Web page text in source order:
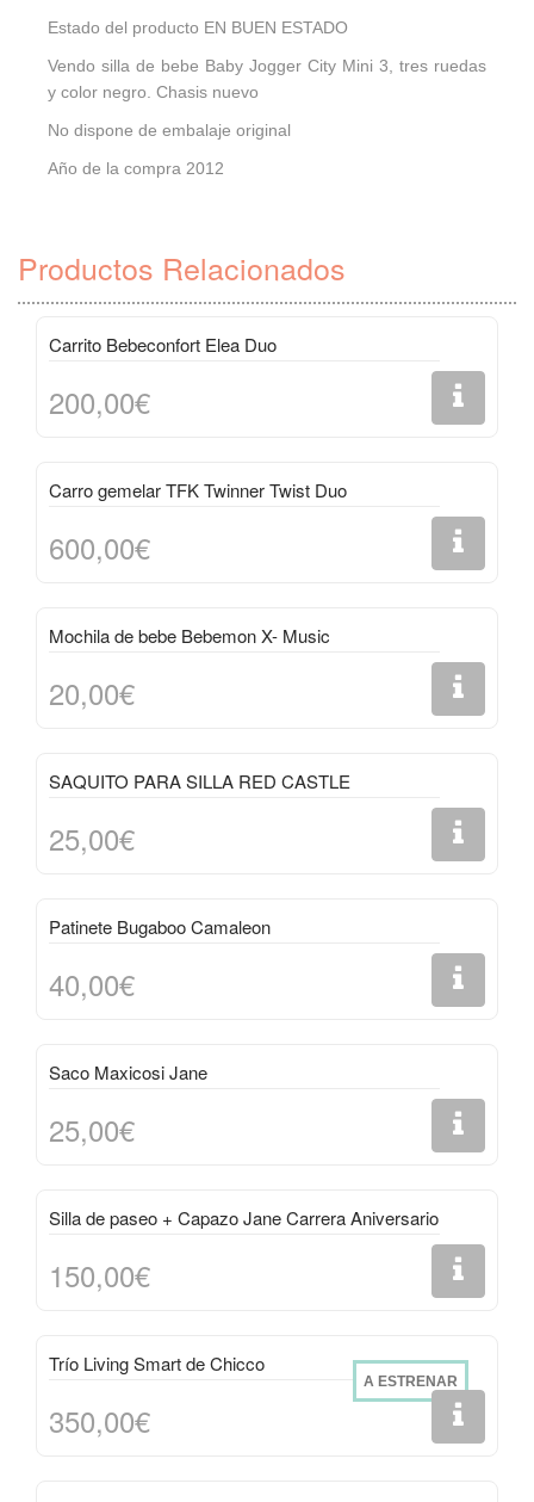
Estado del producto EN BUEN ESTADO
Vendo silla de bebe Baby Jogger City Mini 3, tres ruedas
y color negro. Chasis nuevo
No dispone de embalaje original
Año de la compra 2012
Productos Relacionados
Carrito Bebeconfort Elea Duo
200,00€
Carro gemelar TFK Twinner Twist Duo
600,00€
Mochila de bebe Bebemon X- Music
20,00€
SAQUITO PARA SILLA RED CASTLE
25,00€
Patinete Bugaboo Camaleon
40,00€
Saco Maxicosi Jane
25,00€
Silla de paseo + Capazo Jane Carrera Aniversario
150,00€
Trío Living Smart de Chicco
A ESTRENAR
350,00€